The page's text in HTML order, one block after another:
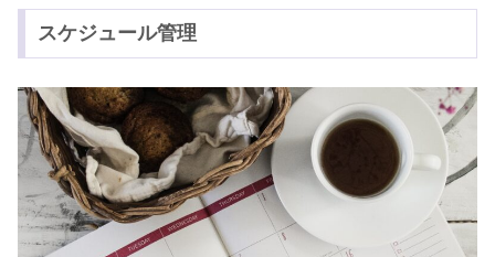
スケジュール管理